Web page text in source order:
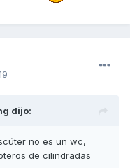
dijo:
no es un wc,
de cilindradas